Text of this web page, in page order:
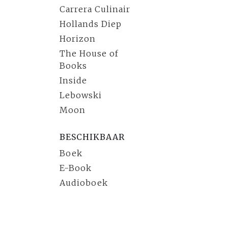
Carrera Culinair
Hollands Diep
Horizon
The House of
Books
Inside
Lebowski
Moon
BESCHIKBAAR
Boek
E-Book
Audioboek